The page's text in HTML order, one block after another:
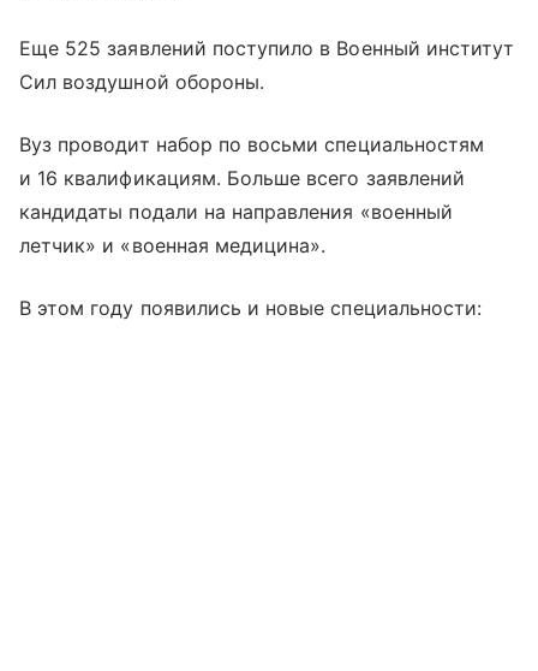
Еще 525 заявлений поступило в Военный институт
Сил воздушной обороны.
Вуз проводит набор по восьми специальностям
и 16 квалификациям. Больше всего заявлений
кандидаты подали на направления «военный
летчик» и «военная медицина».
В этом году появились и новые специальности: